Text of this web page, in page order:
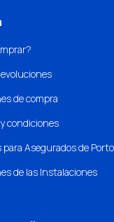
de compra
condiciones
para Asegurados de
de las Instalaciones